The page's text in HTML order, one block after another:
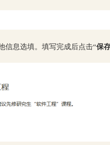
信息选填。填写完成后点击“保